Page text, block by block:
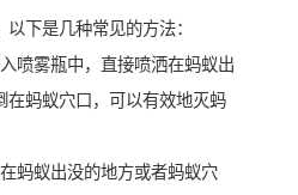
下是几种常见的方法：
喷雾瓶中，直接喷洒在蚂蚁出
在蚂蚁穴口，可以有效地灭蚂
蚂蚁出没的地方或者蚂蚁穴